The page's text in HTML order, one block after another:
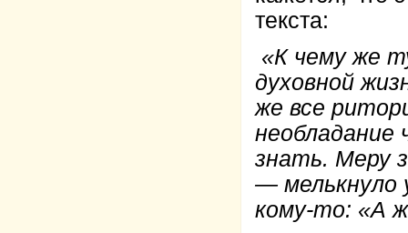
текста:
«К чему же
духовной
же все
знать. Меру
— мелькнуло
кому-то: «А